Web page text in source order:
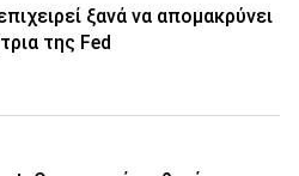
ξανά να απομακρύνει
της Fed